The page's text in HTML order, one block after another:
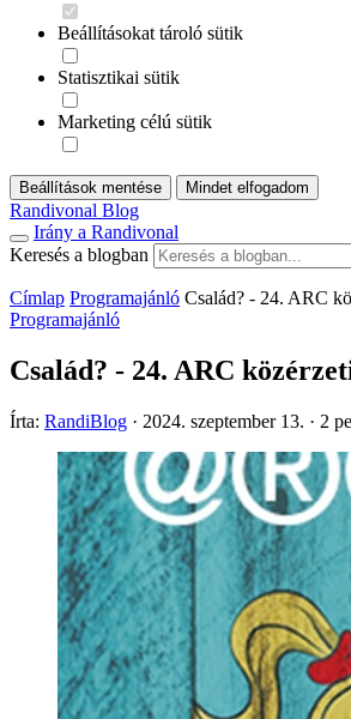
Beállításokat tároló sütik
Statisztikai sütik
Marketing célú sütik
Beállítások mentése Mindet elfogadom
Randivonal Blog
Irány a Randivonal
Keresés a blogban
Címlap Programajánló Család? - 24. ARC
Programajánló
Család? - 24. ARC
Írta: RandiBlog · 2024. szeptember 13. · 2